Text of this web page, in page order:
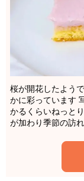
桜が開花したよう
かに彩っています
かるくらいねっと
が加わり季節の訪